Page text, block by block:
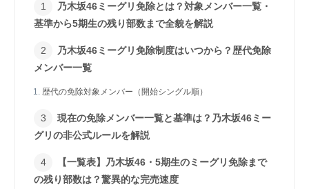
乃木坂46ミーグリ免除とは？対象メンバー一覧・
基準から5期生の残り部数まで全貌を解説
乃木坂46ミーグリ免除制度はいつから？歴代免除
メンバー一覧
歴代の免除対象メンバー（開始シングル順）
現在の免除メンバー一覧と基準は？乃木坂46ミー
グリの非公式ルールを解説
【一覧表】乃木坂46・5期生のミーグリ免除まで
の残り部数は？驚異的な完売速度